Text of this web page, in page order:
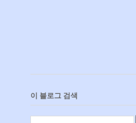
이 블로그 검색